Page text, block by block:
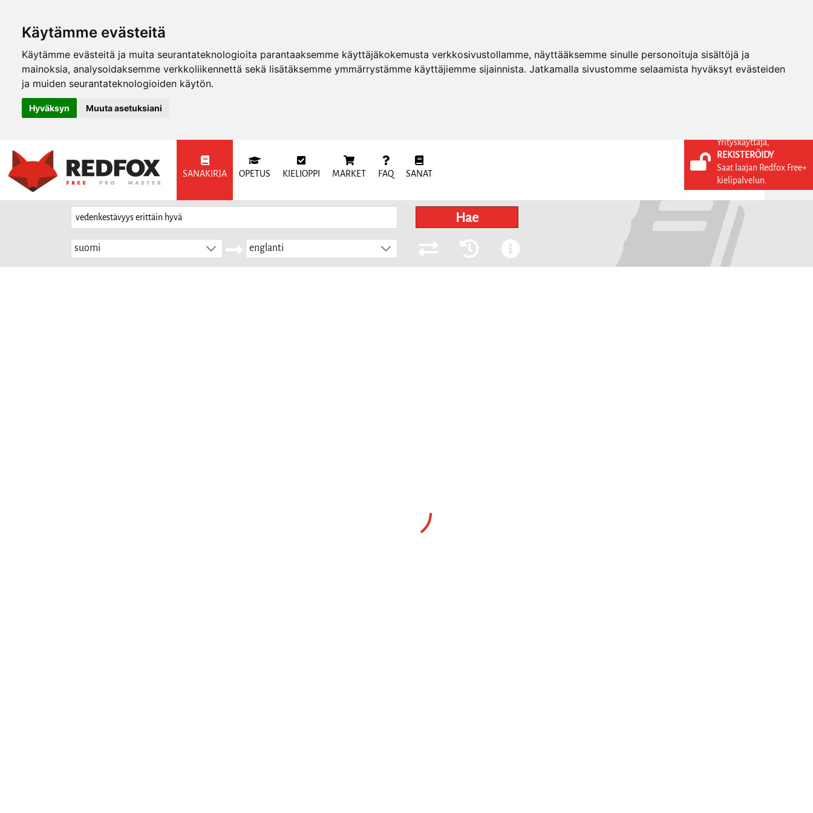
Käytämme evästeitä
Käytämme evästeitä ja muita seurantateknologioita parantaaksemme käyttäjäkokemusta verkkosivustollamme, näyttääksemme sinulle personoituja sisältöjä ja
mainoksia, analysoidaksemme verkkoliikennettä sekä lisätäksemme ymmärrystämme käyttäjiemme sijainnista. Jatkamalla sivustomme selaamista hyväksyt evästeiden
ja muiden seurantateknologioiden käytön.
Hyväksyn Muuta asetuksiani
SANAKIRJA OPETUS KIELIOPPI MARKET FAQ SANAT
KIRJAUDU SISÄÄN
REKISTERÖIDY
Hae
suomi englanti
Yrityskäyttäjä,
REKISTERÖIDY
Saat laajan Redfox Free+
kielipalvelun.